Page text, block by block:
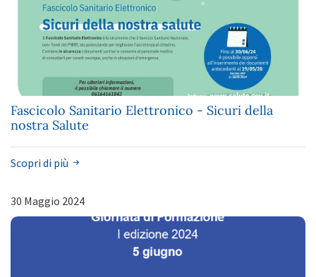
Fascicolo Sanitario Elettronico - Sicuri della
nostra Salute
Scopri di più
30 Maggio 2024